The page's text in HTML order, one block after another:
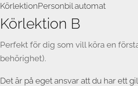
KörlektionPersonbil automat
Körlektion B
Perfekt för dig som vill köra en
behörighet).
Det är på eget ansvar att du har ett